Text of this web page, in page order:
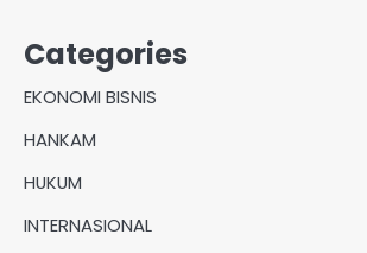
Categories
EKONOMI BISNIS
HANKAM
HUKUM
INTERNASIONAL